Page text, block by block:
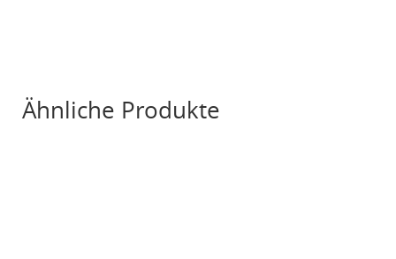
Ähnliche Produkte